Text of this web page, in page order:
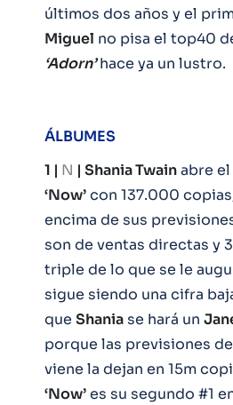
últimos dos años y el
Miguel no pisa el top40
‘Adorn’hace ya un lustro.
ÁLBUMES
1 | N | Shania Twainabre
‘Now’con 137.000
encima de sus
son de ventas directas y
triple de lo que se le
sigue siendo una cifra
que Shaniase hará un
porque las previsiones
viene la dejan en 15m
‘Now’es su segundo #1